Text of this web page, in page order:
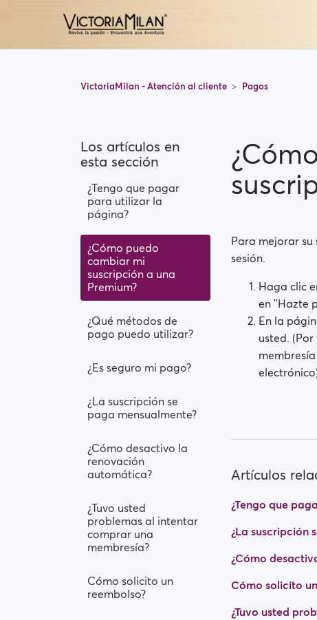
VictoriaMilan - Atención al cliente Pagos
Los artículos en
esta sección
¿Tengo que pagar
para utilizar la
página?
¿Cómo puedo
cambiar mi
suscripción a una
Premium?
¿Qué métodos de
pago puedo utilizar?
¿Es seguro mi pago?
¿La suscripción se
paga mensualmente?
¿Cómo desactivo la
renovación
automática?
¿Tuvo usted
problemas al intentar
comprar una
membresía?
Cómo solicito un
reembolso?
Para mejorar su
sesión.
Haga clic
en ʺHazte
En la
usted.
Artículos
¿Tengo que
¿La suscripción
¿Cómo
Cómo solicito
¿Tuvo usted